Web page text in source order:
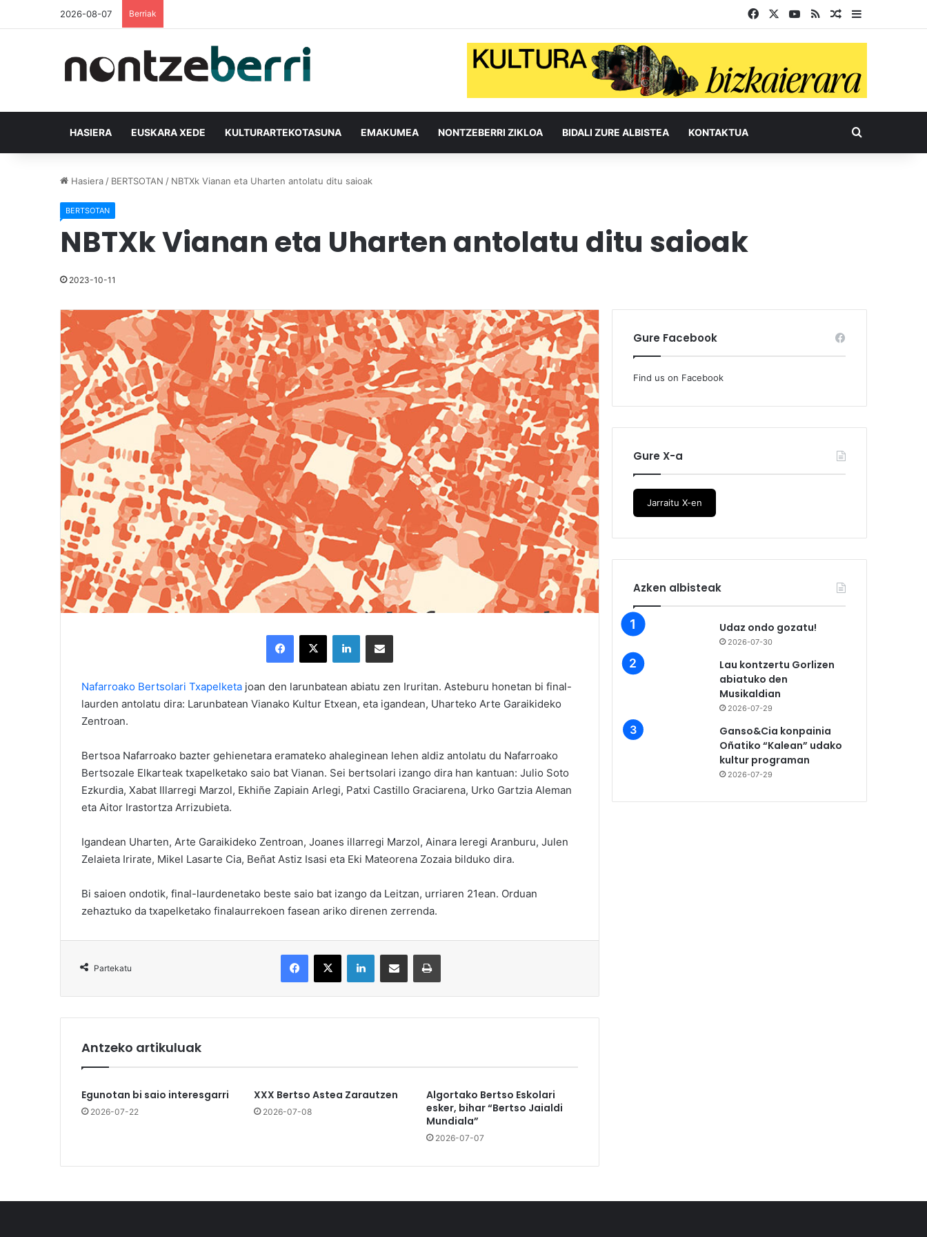
2026-08-07 Berriak Facebook YouTube
RSS Ausazko
HASIERA EUSKARA XEDE KULTURARTEKOTASUNA EMAKUMEA NONTZEBERRI ZIKLOA BIDALI ZURE ALBISTEA KONTAKTUA Bilatu
Hasiera / BERTSOTAN / NBTXk Vianan eta Uharten antolatu ditu saioak
BERTSOTAN
NBTXk Vianan eta Uharten antolatu ditu saioak
2023-10-11
Nafarroako Bertsolari Txapelketa joan den larunbatean abiatu zen Iruritan. Asteburu honetan bi final-
laurden antolatu dira: Larunbatean Vianako Kultur Etxean, eta igandean, Uharteko Arte Garaikideko
Zentroan.
Bertsoa Nafarroako bazter gehienetara eramateko ahaleginean lehen aldiz antolatu du Nafarroako
Bertsozale Elkarteak txapelketako saio bat Vianan. Sei bertsolari izango dira han kantuan: Julio Soto
Ezkurdia, Xabat Illarregi Marzol, Ekhiñe Zapiain Arlegi, Patxi Castillo Graciarena, Urko Gartzia Aleman
eta Aitor Irastortza Arrizubieta.
Igandean Uharten, Arte Garaikideko Zentroan, Joanes illarregi Marzol, Ainara Ieregi Aranburu, Julen
Zelaieta Irirate, Mikel Lasarte Cia, Beñat Astiz Isasi eta Eki Mateorena Zozaia bilduko dira.
Bi saioen ondotik, final-laurdenetako beste saio bat izango da Leitzan, urriaren 21ean. Orduan
zehaztuko da txapelketako finalaurrekoen fasean ariko direnen zerrenda.
Partekatu
Antzeko artikuluak
Egunotan bi saio interesgarri
2026-07-22
XXX Bertso Astea Zarautzen
2026-07-08
Algortako Bertso Eskolari
esker, bihar “Bertso Jaialdi
Mundiala”
2026-07-07
Gure Facebook
Find us on Facebook
Gure X-a
Jarraitu X-en
Azken albisteak
Udaz ondo gozatu!
2026-07-30
Lau kontzertu Gorlizen
abiatuko den
Musikaldian
2026-07-29
Ganso&Cia konpainia
Oñatiko “Kalean” udako
kultur programan
2026-07-29